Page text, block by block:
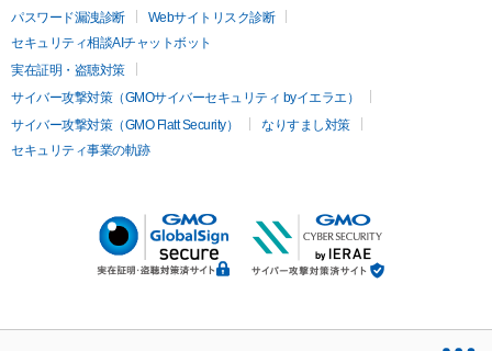
パスワード漏洩診断
Webサイトリスク診断
セキュリティ相談AIチャットボット
実在証明・盗聴対策
サイバー攻撃対策（GMOサイバーセキュリティ byイエラエ）
サイバー攻撃対策（GMO Flatt Security）
なりすまし対策
セキュリティ事業の軌跡